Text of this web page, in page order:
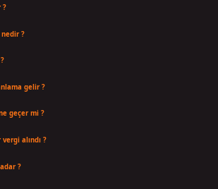
?
nedir ?
gelir ?
geçer mi ?
vergi alındı ?
?